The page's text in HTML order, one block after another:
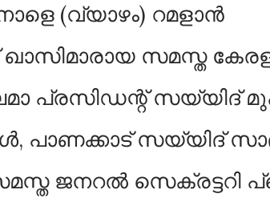
(വ്യാഴം) റമളാന്‍
ഖാസിമാരായ സമസ്ത
പ്രസിഡന്റ് സയ്യിദ്
പാണക്കാട് സയ്യിദ്
ജനറല്‍ സെക്രട്ടറി